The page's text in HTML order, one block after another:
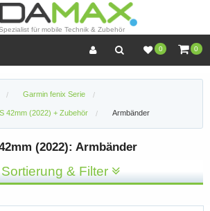
für mobile Technik & Zubehör
0 0
Garmin fenix Serie
42mm (2022) + Zubehör Armbänder
(2022): Armbänder
Sortierung & Filter